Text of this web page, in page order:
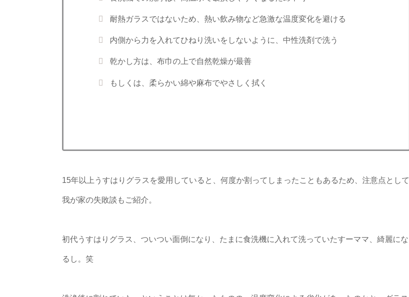
耐熱ガラスではないため、熱い飲み物など急激な温度変化を避ける
内側から力を入れてひねり洗いをしないように、中性洗剤で洗う
乾かし方は、布巾の上で自然乾燥が最善
もしくは、柔らかい綿や麻布でやさしく拭く
15年以上うすはりグラスを愛用していると、何度か割ってしまったこともあるため、注意点として
我が家の失敗談もご紹介。
初代うすはりグラス、ついつい面倒になり、たまに食洗機に入れて洗っていたすーママ、綺麗にな
るし。笑